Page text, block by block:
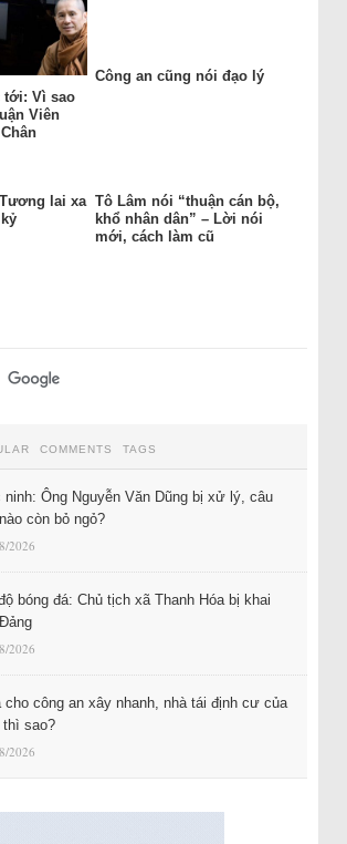
tới: Vì sao
Viên
Công an cũng nói đạo lý
lai xa Tô Lâm nói “thuận cán bộ,
khổ nhân dân” – Lời nói
mới, cách làm cũ
COMMENTS TAGS
ninh: Ông Nguyễn Văn Dũng bị xử lý, câu
còn bỏ ngỏ?
2026
bóng đá: Chủ tịch xã Thanh Hóa bị khai
2026
cho công an xây nhanh, nhà tái định cư của
thì sao?
2026